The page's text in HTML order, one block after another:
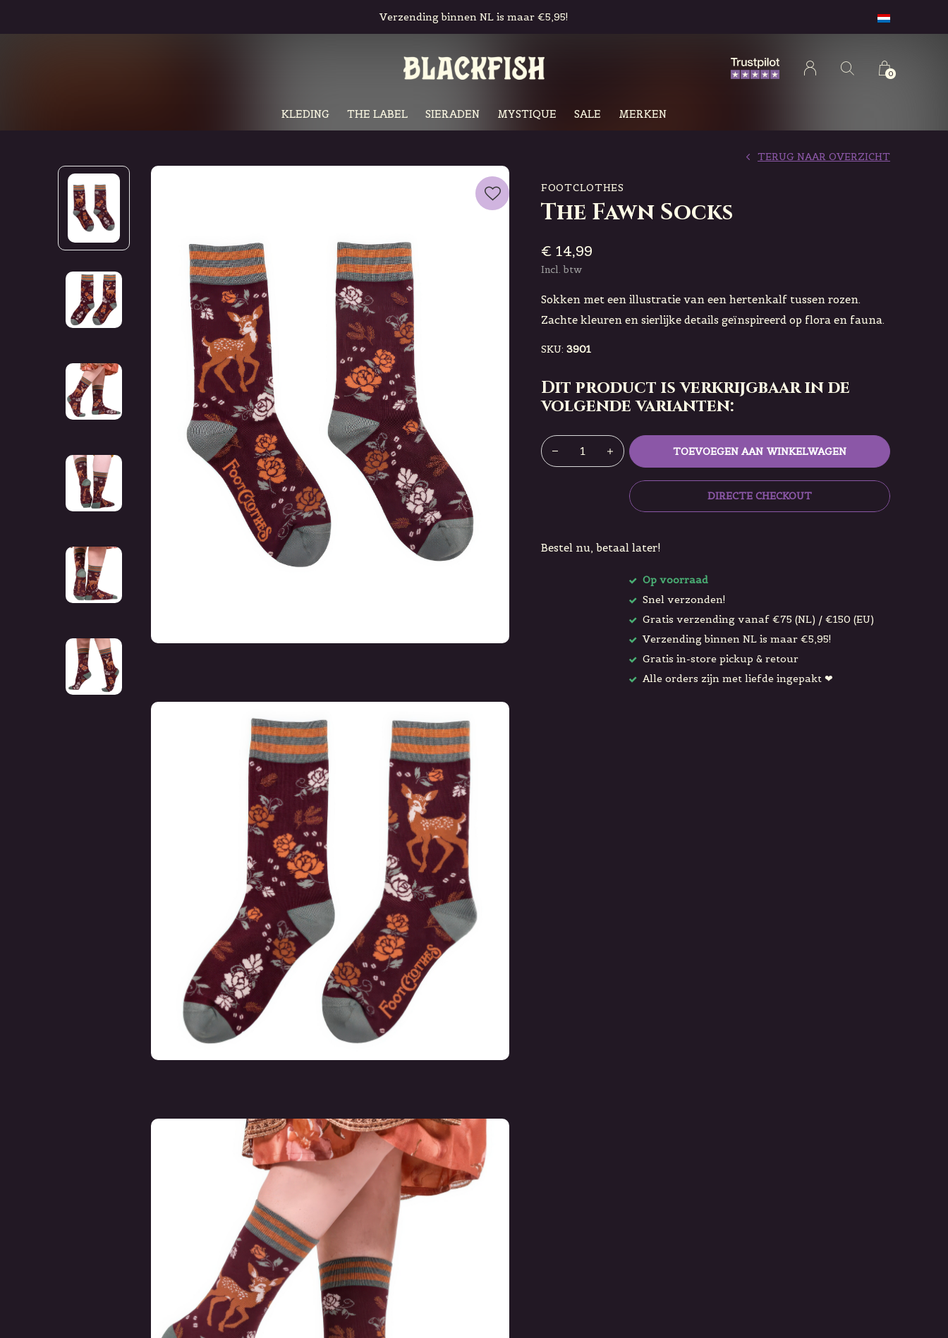
KLEDING THE LABEL SIERADEN MYSTIQUE SALE MERKEN
0
Verzending binnen NL is maar €5,95!
FOOTCLOTHES
The Fawn Socks
TERUG NAAR OVERZICHT
€ 14,99
Incl. btw
Sokken met een illustratie van een hertenkalf tussen rozen.
Zachte kleuren en sierlijke details geïnspireerd op flora en fauna.
SKU: 3901
Dit product is verkrijgbaar in de
volgende varianten:
TOEVOEGEN AAN WINKELWAGEN
DIRECTE CHECKOUT
Bestel nu, betaal later!
Op voorraad
Snel verzonden!
Gratis verzending vanaf €75 (NL) / €150 (EU)
Verzending binnen NL is maar €5,95!
Gratis in-store pickup & retour
Alle orders zijn met liefde ingepakt ❤